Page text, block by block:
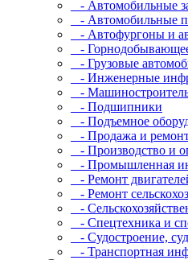
- Автомобильные
- Автомобильные
- Автофургоны и
-
- Грузовые
- Инженерные
-
- Подшипники
- Подъемное
- Продажа и ремонт
- Производство и
- Промышленная
- Ремонт
- Ремонт
-
- Спецтехника и
- Судостроение,
- Транспортная